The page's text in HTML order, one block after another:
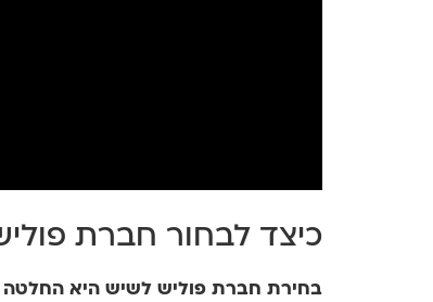
כיצד לבחור חברת
בחירת חברת פוליש לשיש היא החלטה